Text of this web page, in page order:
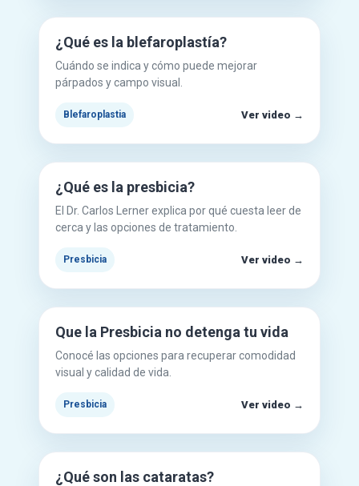
▶
¿Qué es la blefaroplastía?
Cuándo se indica y cómo puede mejorar
párpados y campo visual.
Blefaroplastia Ver video →
▶
¿Qué es la presbicia?
El Dr. Carlos Lerner explica por qué cuesta leer de
cerca y las opciones de tratamiento.
Presbicia Ver video →
▶
Que la Presbicia no detenga tu vida
Conocé las opciones para recuperar comodidad
visual y calidad de vida.
Presbicia Ver video →
▶
¿Qué son las cataratas?